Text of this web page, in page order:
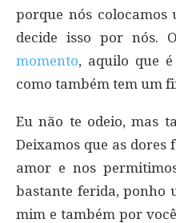
porque nós
decide isso por nós.
momento, aquilo que
como também tem um
Eu não te odeio, mas
Deixamos que as dores
amor e nos
bastante ferida, ponho
mim e também por